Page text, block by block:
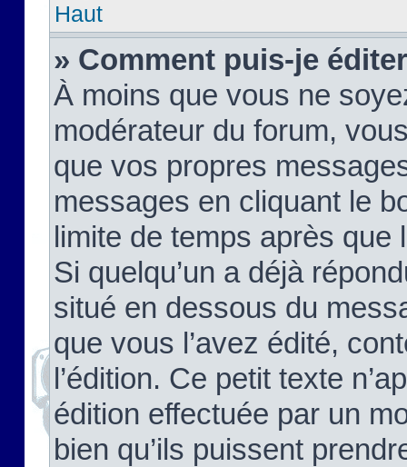
Haut
» Comment puis-je
À moins que vous ne
modérateur du forum,
que vos propres
messages en cliquant le
limite de temps après que
Si quelqu’un a déjà
situé en dessous du
que vous l’avez édité,
l’édition. Ce petit texte
édition effectuée par un
bien qu’ils puissent